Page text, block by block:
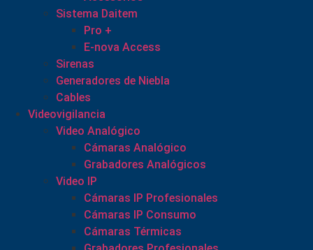
Sistema Daitem
Pro +
E-nova Access
Sirenas
Generadores de Niebla
Cables
Videovigilancia
Video Analógico
Cámaras Analógico
Grabadores Analógicos
Video IP
Cámaras IP Profesionales
Cámaras IP Consumo
Cámaras Térmicas